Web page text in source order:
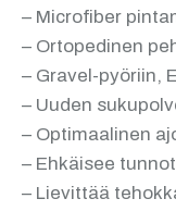
– Microfiber
– Ortopedinen
– Gravel-pyöriin,
– Uuden
– Optimaalinen
– Ehkäisee
– Lievittää